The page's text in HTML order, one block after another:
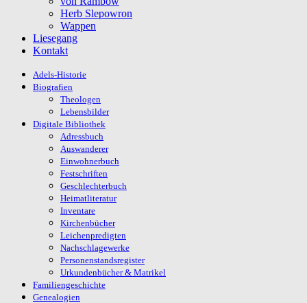
Herb Slepowron
Wappen
Liesegang
Kontakt
Adels-Historie
Biografien
Theologen
Lebensbilder
Digitale Bibliothek
Adressbuch
Auswanderer
Einwohnerbuch
Festschriften
Geschlechterbuch
Heimatliteratur
Inventare
Kirchenbücher
Leichenpredigten
Nachschlagewerke
Personenstandsregister
Urkundenbücher & Matrikel
Familiengeschichte
Genealogien